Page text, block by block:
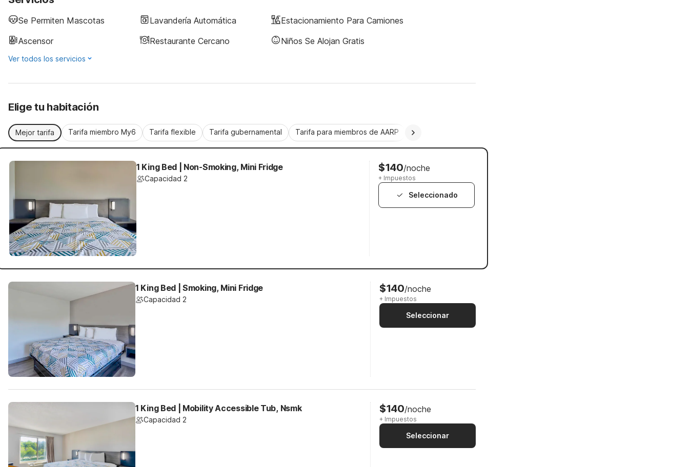
Se Permiten Mascotas Lavandería Automática
Estacionamiento Para Camiones
Ascensor
Restaurante Cercano Niños Se Alojan Gratis
Ver todos los servicios
Elige tu habitación
Mejor tarifa Tarifa miembro My6 Tarifa flexible Tarifa gubernamental Tarifa para miembros de AARP CorporatePlus(CP)
1 King Bed | Non-Smoking, Mini Fridge
Capacidad 2
$140/noche
+ Impuestos
Seleccionado
1 King Bed | Smoking, Mini Fridge
Capacidad 2
$140/noche
+ Impuestos
Seleccionar
1 King Bed | Mobility Accessible Tub, Nsmk
Capacidad 2
$140/noche
+ Impuestos
Seleccionar